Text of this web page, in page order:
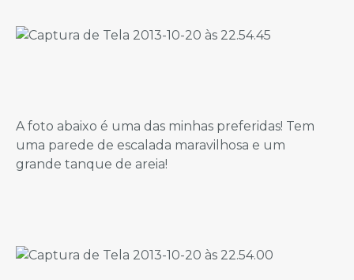
A foto abaixo é uma das minhas preferidas! Tem
uma parede de escalada maravilhosa e um
grande tanque de areia!